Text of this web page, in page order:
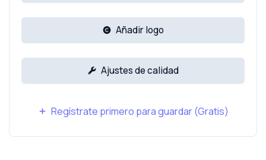
Añadir logo
Ajustes de calidad
Regístrate primero para guardar (Gratis)